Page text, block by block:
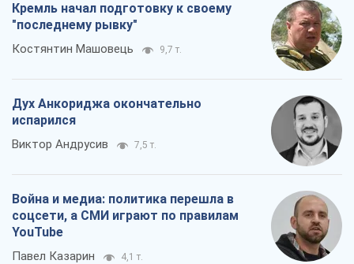
Кремль начал подготовку к своему
"последнему рывку"
Костянтин Машовець 9,7 т.
Дух Анкориджа окончательно
испарился
Виктор Андрусив 7,5 т.
Война и медиа: политика перешла в
соцсети, а СМИ играют по правилам
YouTube
Павел Казарин 4,1 т.